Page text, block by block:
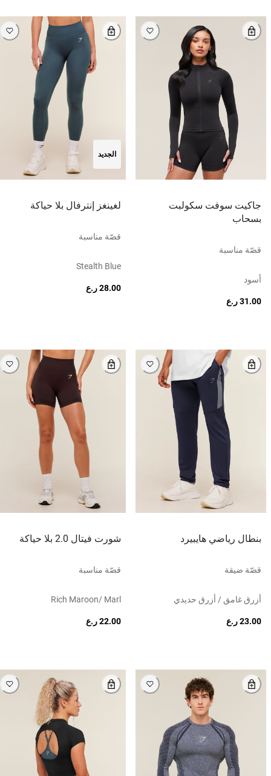
جاكيت سوفت سكولبت
بسحاب
قصّة مناسبة
أسود
31.00 ر.ع
الجديد
لغينغز إنترفال بلا حياكة
قصّة مناسبة
Stealth Blue
28.00 ر.ع
بنطال رياضي هايبيرد
قصّة ضيقة
أزرق غامق / أزرق حديدي
23.00 ر.ع
شورت فيتال 2.0 بلا حياكة
قصّة مناسبة
Rich Maroon/ Marl
22.00 ر.ع